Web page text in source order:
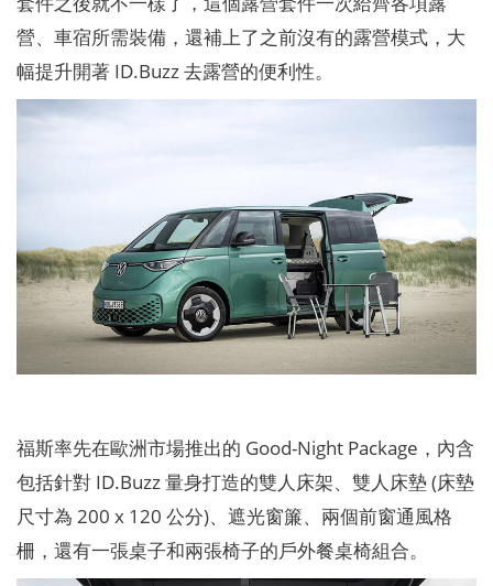
營、車宿所需裝備，還補上了之前沒有的露營模式，大
幅提升開著 ID.Buzz 去露營的便利性。
福斯率先在歐洲市場推出的 Good-Night Package，內含
包括針對 ID.Buzz 量身打造的雙人床架、雙人床墊 (床墊
尺寸為 200 x 120 公分)、遮光窗簾、兩個前窗通風格
柵，還有一張桌子和兩張椅子的戶外餐桌椅組合。